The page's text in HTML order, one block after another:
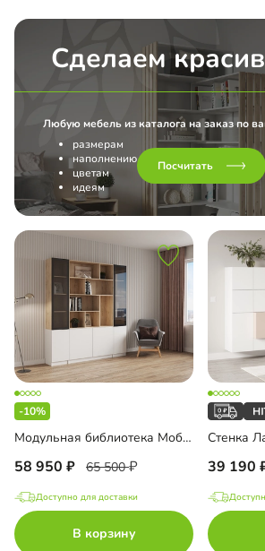
Сделаем
Любую мебель из каталога на заказ по
размерам
наполнению
цветам
идеям
Посчитать
-10%
Модульная библиотека Моби-2
58 950 65 500
Доступно для доставки
В корзину
Стенка
39 190